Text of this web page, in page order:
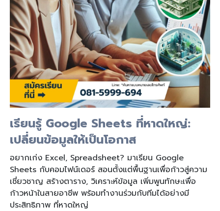
เรียนรู้ Google Sheets ที่หาดใหญ่:
เปลี่ยนข้อมูลให้เป็นโอกาส
อยากเก่ง Excel, Spreadsheet? มาเรียน Google
Sheets กับคอมไฟน์เดอร์ สอนตั้งแต่พื้นฐานเพื่อก้าวสู่ความ
เชี่ยวชาญ สร้างตาราง, วิเคราะห์ข้อมูล เพิ่มพูนทักษะเพื่อ
ก้าวหน้าในสายอาชีพ พร้อมทำงานร่วมกับทีมได้อย่างมี
ประสิทธิภาพ ที่หาดใหญ่